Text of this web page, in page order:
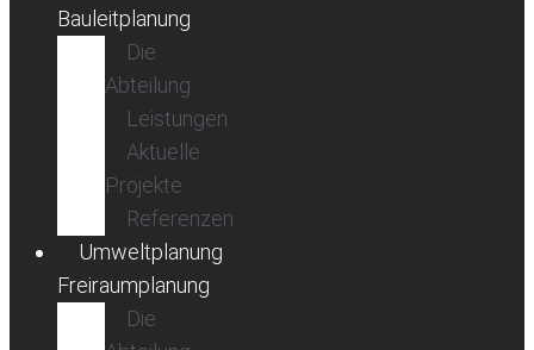
Bauleitplanung
Die
Abteilung
Leistungen
Aktuelle
Projekte
Referenzen
Umweltplanung
Freiraumplanung
Die